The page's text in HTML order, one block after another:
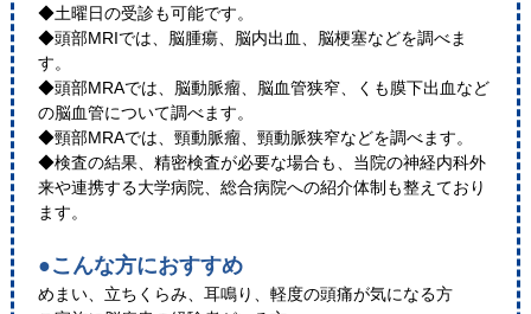
◆土曜日の受診も可能です。
◆頭部MRIでは、脳腫瘍、脳内出血、脳梗塞などを調べま
す。
◆頭部MRAでは、脳動脈瘤、脳血管狭窄、くも膜下出血など
の脳血管について調べます。
◆頸部MRAでは、頸動脈瘤、頸動脈狭窄などを調べます。
◆検査の結果、精密検査が必要な場合も、当院の神経内科外
来や連携する大学病院、総合病院への紹介体制も整えており
ます。
●こんな方におすすめ
めまい、立ちくらみ、耳鳴り、軽度の頭痛が気になる方